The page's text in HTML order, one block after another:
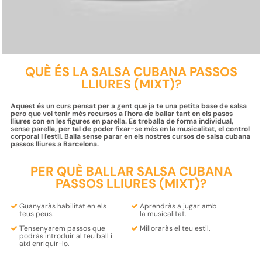
QUÈ ÉS LA SALSA CUBANA PASSOS
LLIURES (MIXT)?
Aquest és un curs pensat per a gent que ja te una petita base de salsa
pero que vol tenir més recursos a l'hora de ballar tant en els pasos
lliures con en les figures en parella. Es treballa de forma individual,
sense parella, per tal de poder fixar-se més en la musicalitat, el control
corporal i l'estil. Balla sense parar en els nostres cursos de salsa cubana
passos lliures a Barcelona.
PER QUÈ BALLAR SALSA CUBANA
PASSOS LLIURES (MIXT)?
Guanyaràshabilitaten els
teuspeus.
Aprendràs a jugar amb
la musicalitat.
T'ensenyarem passosque
podràs introduiral teu ball i
aixíenriquir-lo.
Milloraràs el teu estil.